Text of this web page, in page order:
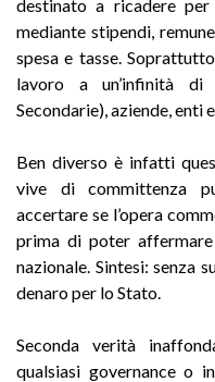
destinato a ricadere
mediante stipendi,
spesa e tasse.
lavoro a un’infinità di
Secondarie), aziende, enti
Ben diverso è infatti
vive di committenza
accertare se l’opera
prima di poter
nazionale. Sintesi: senza
denaro per lo Stato.
Seconda verità
qualsiasi governance o